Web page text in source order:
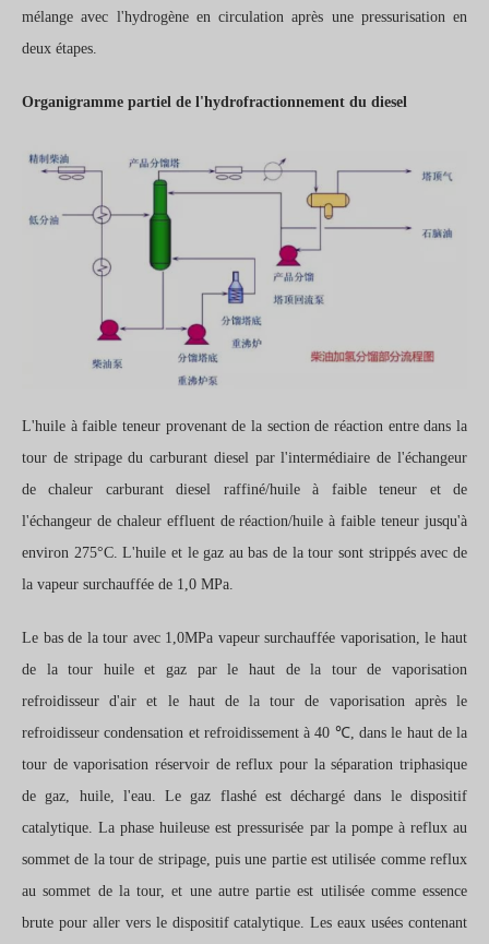
mélange avec l'hydrogène en circulation après une pressurisation en
deux étapes.
Organigramme partiel de l'hydrofractionnement du diesel
L'huile à faible teneur provenant de la section de réaction entre dans la
tour de stripage du carburant diesel par l'intermédiaire de l'échangeur
de chaleur carburant diesel raffiné/huile à faible teneur et de
l'échangeur de chaleur effluent de réaction/huile à faible teneur jusqu'à
environ 275°C. L'huile et le gaz au bas de la tour sont strippés avec de
la vapeur surchauffée de 1,0 MPa.
Le bas de la tour avec 1,0MPa vapeur surchauffée vaporisation, le haut
de la tour huile et gaz par le haut de la tour de vaporisation
refroidisseur d'air et le haut de la tour de vaporisation après le
refroidisseur condensation et refroidissement à 40 ℃, dans le haut de la
tour de vaporisation réservoir de reflux pour la séparation triphasique
de gaz, huile, l'eau. Le gaz flashé est déchargé dans le dispositif
catalytique. La phase huileuse est pressurisée par la pompe à reflux au
sommet de la tour de stripage, puis une partie est utilisée comme reflux
au sommet de la tour, et une autre partie est utilisée comme essence
brute pour aller vers le dispositif catalytique. Les eaux usées contenant